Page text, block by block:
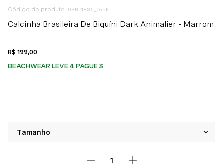
: 0SBP1886_165E
Calcinha Brasileira De Biquíni Dark Animalier - Marrom
R$ 199,00
BEACHWEAR LEVE 4 PAGUE 3